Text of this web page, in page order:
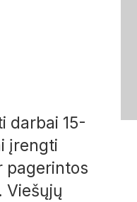
darbai 15-
įrengti
pagerintos
Viešųjų